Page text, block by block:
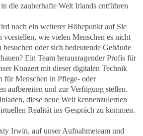
die zauberhafte Welt Irlands entführen
noch ein weiterer Höhepunkt auf Sie
vorstellen, wie vielen Menschen es nicht
oder sich bedeutende Gebäude
Ein Team herausragender Profis für
Konzert mit dieser digitalen Technik
für Menschen in Pflege- oder
aufbereiten und zur Verfügung stellen.
diese neue Welt kennenzulernen
Realität ins Gespräch zu kommen.
Irwin, auf unser Aufnahmeteam und